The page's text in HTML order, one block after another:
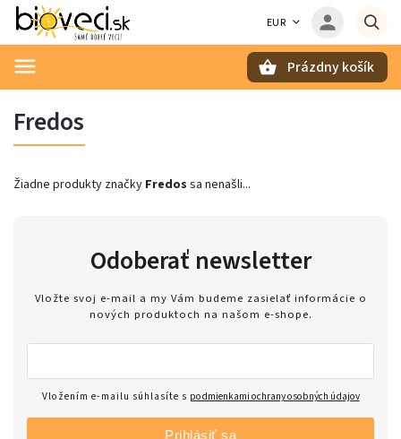
EUR
Prázdny košík
Fredos
Žiadne produkty značky Fredos sa nenašli...
Odoberať newsletter
Vložte svoj e-mail a my Vám budeme zasielať informácie o
nových produktoch na našom e-shope.
Vložením e-mailu súhlasíte s podmienkami ochrany osobných údajov
Prihlásiť sa